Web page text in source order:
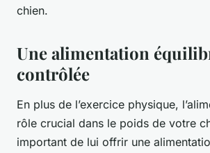
chien.
Une alimentation
contrôlée
En plus de l’exercice physique,
rôle crucial dans le poids de votre
important de lui offrir une